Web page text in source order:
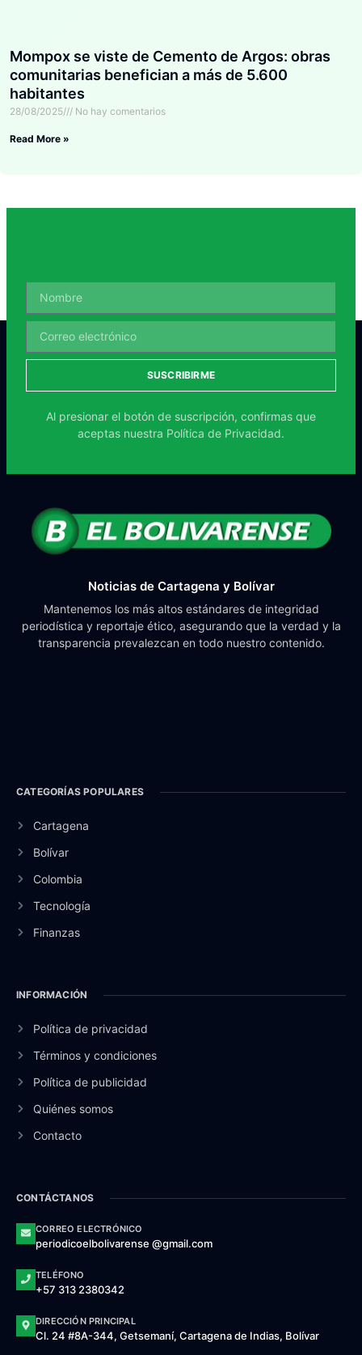
Mompox se viste de Cemento de Argos: obras
comunitarias benefician a más de 5.600
habitantes
28/08/2025 No hay comentarios
Read More »
SUSCRIBIRME
Al presionar el botón de suscripción, confirmas que
aceptas nuestra Política de Privacidad.
Noticias de Cartagena y Bolívar
Mantenemos los más altos estándares de integridad
periodística y reportaje ético, asegurando que la verdad y la
transparencia prevalezcan en todo nuestro contenido.
CATEGORÍAS POPULARES
Cartagena
Bolívar
Colombia
Tecnología
Finanzas
INFORMACIÓN
Política de privacidad
Términos y condiciones
Política de publicidad
Quiénes somos
Contacto
CONTÁCTANOS
CORREO ELECTRÓNICO
periodicoelbolivarense @gmail.com
TELÉFONO
+57 313 2380342
DIRECCIÓN PRINCIPAL
Cl. 24 #8A-344, Getsemaní, Cartagena de Indias, Bolívar